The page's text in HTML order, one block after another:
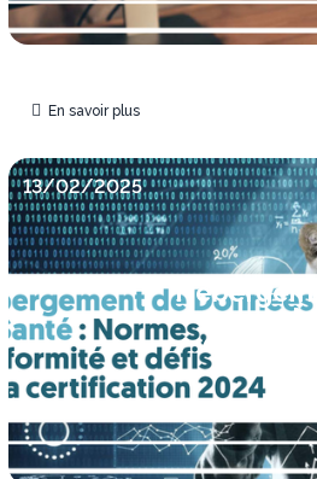
En savoir plus
13/02/2025